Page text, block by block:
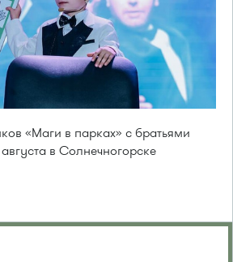
«Маги в парках» с братьями
в Солнечногорске